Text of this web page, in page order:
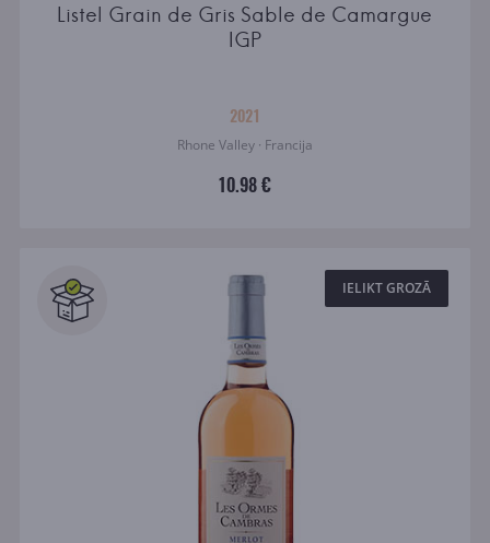
Listel Grain de Gris Sable de Camargue
IGP
2021
Rhone Valley · Francija
10.98 €
IELIKT GROZĀ